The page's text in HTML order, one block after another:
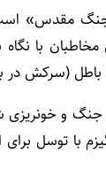
مقدس»
با نگاه
باطل (سرکش در
جنگ و
با توسل